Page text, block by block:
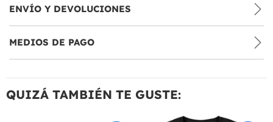
ENVÍO Y DEVOLUCIONES
MEDIOS DE PAGO
QUIZÁ TAMBIÉN TE GUSTE: